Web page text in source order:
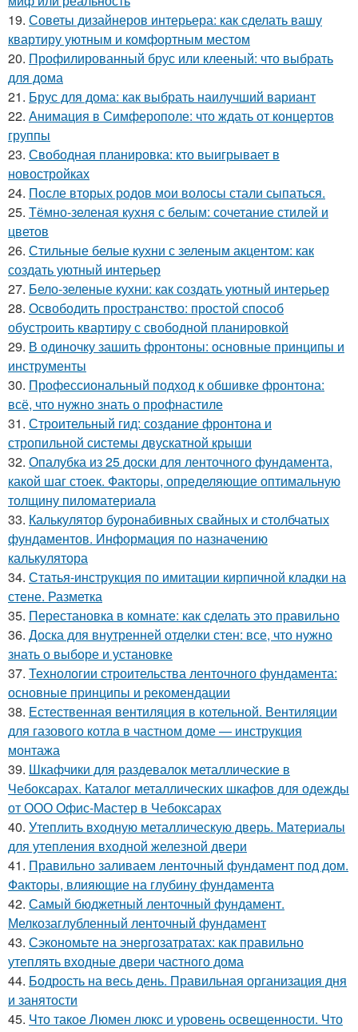
19. Советы дизайнеров интерьера: как сделать вашу
квартиру уютным и комфортным местом
20. Профилированный брус или клееный: что выбрать
для дома
21. Брус для дома: как выбрать наилучший вариант
22. Анимация в Симферополе: что ждать от концертов
группы
23. Свободная планировка: кто выигрывает в
новостройках
24. После вторых родов мои волосы стали сыпаться.
25. Тёмно-зеленая кухня с белым: сочетание стилей и
цветов
26. Стильные белые кухни с зеленым акцентом: как
создать уютный интерьер
27. Бело-зеленые кухни: как создать уютный интерьер
28. Освободить пространство: простой способ
обустроить квартиру с свободной планировкой
29. В одиночку зашить фронтоны: основные принципы и
инструменты
30. Профессиональный подход к обшивке фронтона:
всё, что нужно знать о профнастиле
31. Строительный гид: создание фронтона и
стропильной системы двускатной крыши
32. Опалубка из 25 доски для ленточного фундамента,
какой шаг стоек. Факторы, определяющие оптимальную
толщину пиломатериала
33. Калькулятор буронабивных свайных и столбчатых
фундаментов. Информация по назначению
калькулятора
34. Статья-инструкция по имитации кирпичной кладки на
стене. Разметка
35. Перестановка в комнате: как сделать это правильно
36. Доска для внутренней отделки стен: все, что нужно
знать о выборе и установке
37. Технологии строительства ленточного фундамента:
основные принципы и рекомендации
38. Естественная вентиляция в котельной. Вентиляции
для газового котла в частном доме — инструкция
монтажа
39. Шкафчики для раздевалок металлические в
Чебоксарах. Каталог металлических шкафов для одежды
от ООО Офис-Мастер в Чебоксарах
40. Утеплить входную металлическую дверь. Материалы
для утепления входной железной двери
41. Правильно заливаем ленточный фундамент под дом.
Факторы, влияющие на глубину фундамента
42. Самый бюджетный ленточный фундамент.
Мелкозаглубленный ленточный фундамент
43. Сэкономьте на энергозатратах: как правильно
утеплять входные двери частного дома
44. Бодрость на весь день. Правильная организация дня
и занятости
45. Что такое Люмен люкс и уровень освещенности. Что